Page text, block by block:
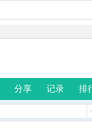
分享 记录 排